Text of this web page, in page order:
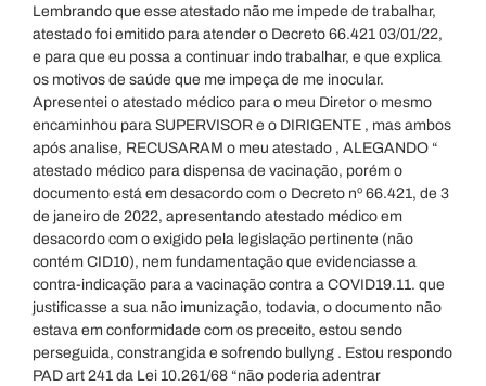
Lembrando que esse atestado não me impede de trabalhar,
atestado foi emitido para atender o Decreto 66.421 03/01/22,
e para que eu possa a continuar indo trabalhar, e que explica
os motivos de saúde que me impeça de me inocular.
Apresentei o atestado médico para o meu Diretor o mesmo
encaminhou para SUPERVISOR e o DIRIGENTE , mas ambos
após analise, RECUSARAM o meu atestado , ALEGANDO “
atestado médico para dispensa de vacinação, porém o
documento está em desacordo com o Decreto nº 66.421, de 3
de janeiro de 2022, apresentando atestado médico em
desacordo com o exigido pela legislação pertinente (não
contém CID10), nem fundamentação que evidenciasse a
contra-indicação para a vacinação contra a COVID19.11. que
justificasse a sua não imunização, todavia, o documento não
estava em conformidade com os preceito, estou sendo
perseguida, constrangida e sofrendo bullyng . Estou respondo
PAD art 241 da Lei 10.261/68 “não poderia adentrar